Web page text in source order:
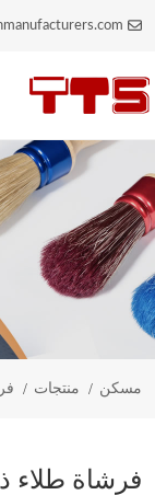
مسكن منتجات
فرشاة طلاء